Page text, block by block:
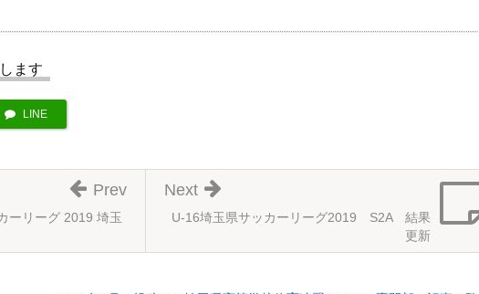
ます
LINE
U-16埼玉県サッカーリーグ2019 S2A 結果
更新
Next
ーリーグ 2019 埼玉
Prev